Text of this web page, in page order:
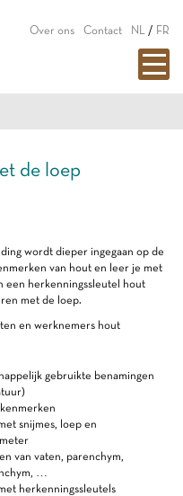
Over ons Contact NL / FR
de loep
wordt dieper ingegaan op de
van hout en leer je met
een herkenningssleutel hout
met de loep.
en werknemers hout
gebruikte benamingen
snijmes, loep en
van vaten, parenchym,
…
herkenningssleutels